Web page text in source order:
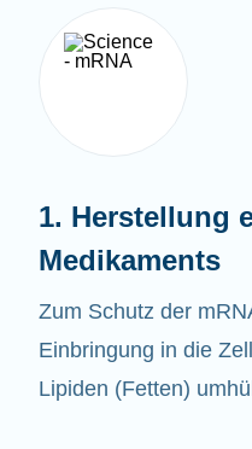
1. Herstellung
Medikaments
Zum Schutz der
Einbringung in die
Lipiden (Fetten)